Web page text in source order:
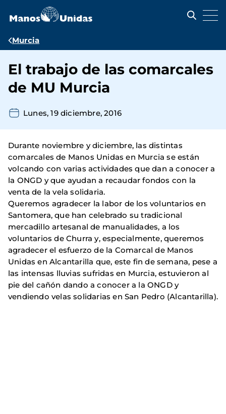
contenido
Ruta
navegación
Murcia
El trabajo de las comarcales
de MU Murcia
Lunes, 19 diciembre, 2016
Durante noviembre y diciembre, las distintas
comarcales de Manos Unidas en Murcia se están
volcando con varias actividades que dan a conocer a
la ONGD y que ayudan a recaudar fondos con la
venta de la vela solidaria.
Queremos agradecer la labor de los voluntarios en
Santomera, que han celebrado su tradicional
mercadillo artesanal de manualidades, a los
voluntarios de Churra y, especialmente, queremos
agradecer el esfuerzo de la Comarcal de Manos
Unidas en Alcantarilla que, este fin de semana, pese a
las intensas lluvias sufridas en Murcia, estuvieron al
pie del cañón dando a conocer a la ONGD y
vendiendo velas solidarias en San Pedro (Alcantarilla).